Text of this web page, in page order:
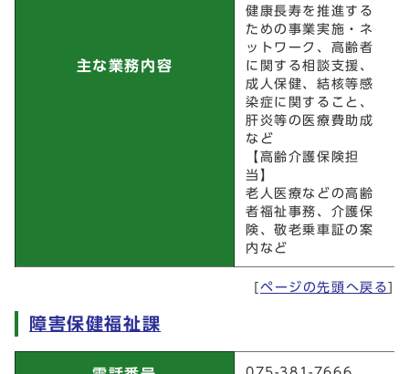
主な業務内容
健康長寿を推進する
ための事業実施・ネ
ットワーク、高齢者
に関する相談支援、
成人保健、結核等感
染症に関すること、
肝炎等の医療費助成
など
【高齢介護保険担
当】
老人医療などの高齢
者福祉事務、介護保
険、敬老乗車証の案
内など
ページの先頭へ戻る
障害保健福祉課